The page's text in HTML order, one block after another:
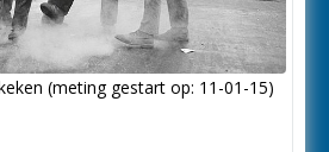
(meting gestart op: 11-01-15)